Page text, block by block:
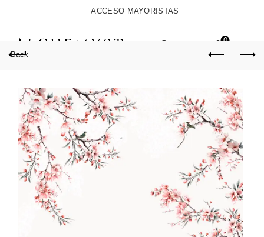
ACCESO MAYORISTAS
0
Back